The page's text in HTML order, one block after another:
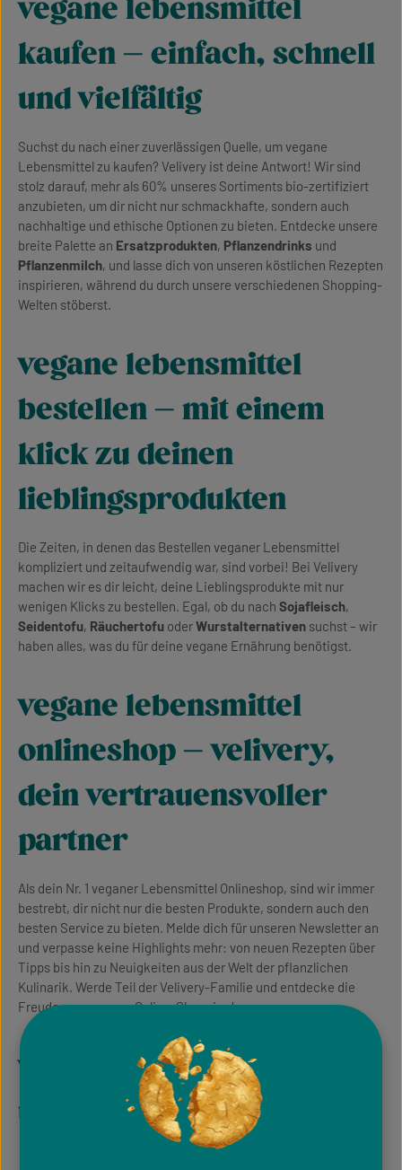
vegane lebensmittel
kaufen – einfach, schnell
und vielfältig
Suchst du nach einer zuverlässigen Quelle, um vegane
Lebensmittel zu kaufen? Velivery ist deine Antwort! Wir sind
stolz darauf, mehr als 60% unseres Sortiments bio-zertifiziert
anzubieten, um dir nicht nur schmackhafte, sondern auch
nachhaltige und ethische Optionen zu bieten. Entdecke unsere
breite Palette an Ersatzprodukten, Pflanzendrinks und
Pflanzenmilch, und lasse dich von unseren köstlichen Rezepten
inspirieren, während du durch unsere verschiedenen Shopping-
Welten stöberst.
vegane lebensmittel
bestellen – mit einem
klick zu deinen
lieblingsprodukten
Die Zeiten, in denen das Bestellen veganer Lebensmittel
kompliziert und zeitaufwendig war, sind vorbei! Bei Velivery
machen wir es dir leicht, deine Lieblingsprodukte mit nur
wenigen Klicks zu bestellen. Egal, ob du nach Sojafleisch,
Seidentofu, Räuchertofu oderWurstalternativen suchst – wir
haben alles, was du für deine vegane Ernährung benötigst.
vegane lebensmittel
onlineshop – velivery,
dein vertrauensvoller
partner
Als dein Nr. 1 veganer Lebensmittel Onlineshop, sind wir immer
bestrebt, dir nicht nur die besten Produkte, sondern auch den
besten Service zu bieten. Melde dich für unseren Newsletter an
und verpasse keine Highlights mehr: von neuen Rezepten über
Tipps bis hin zu Neuigkeiten aus der Welt der pflanzlichen
Kulinarik. Werde Teil der Velivery-Familie und entdecke die
Freude am veganen Online-Shopping!
vielfältige auswahl in
unseren unterkategorien